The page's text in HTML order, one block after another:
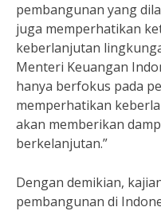
pembangunan yang
juga memperhatikan
keberlanjutan
Menteri Keuangan
hanya berfokus pada
memperhatikan
akan memberikan
berkelanjutan.”
Dengan demikian,
pembangunan di